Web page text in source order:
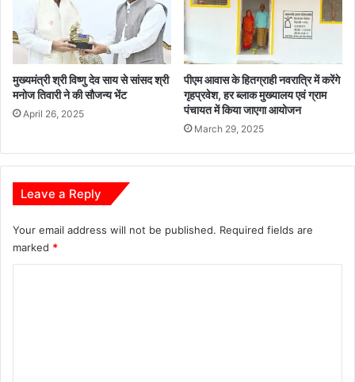
इ
न
टो
क
न
,
स्था
औ
र
मुख्यमंत्री श्री विष्णु देव साय से सांसद श्री
मनोज तिवारी ने की सौजन्य भेंट
April 26, 2025
पीएम आवास के हितग्राही नवरात्रि में करेंगे
गृहप्रवेश, हर ब्लाक मुख्यालय एवं ग्राम
पंचायत में किया जाएगा आयोजन
March 29, 2025
Leave a Reply
Your email address will not be published. Required fields are
marked *